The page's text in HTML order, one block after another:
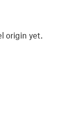
origin yet.